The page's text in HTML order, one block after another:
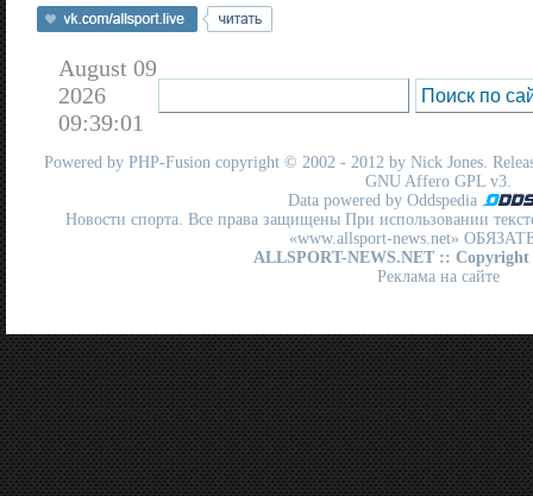
August 09
2026
09:39:01
Powered by PHP-Fusion copyright © 2002 - 2012 by Nick Jones.
GNU Affero GPL v3.
Data powered by Oddspedia
Новости спорта. Все права защищены При использовании
«www.allsport-news.net»
ALLSPORT-NEWS.NET :: Copyright
Реклама на сайте